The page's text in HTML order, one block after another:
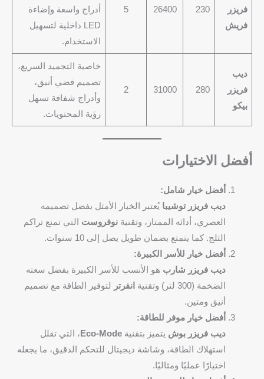
فريزر
فريش
230
26400
5
أدراج واسعة وإضاءة
LED داخلية لتسهيل
الاستخدام.
ديب
فريزر
بيكو
280
31000
2
خاصية التجميد السريع،
تصميم فضي أنيق،
وأدراج شفافة تسهل
رؤية المحتويات.
أفضل الاختيارات
أفضل خيار شامل:
ديب فريزر توشيبا يُعتبر الخيار الأمثل بفضل تصميمه
العصري، أدائه الممتاز، وتقنية نوفروست التي تمنع تراكم
الثلج. كما يتمتع بضمان طويل يصل إلى 10 سنوات.
أفضل خيار للأسر الكبيرة:
ديب فريزر شارب هو الأنسب للأسر الكبيرة بفضل سعته
الضخمة (300 لتر) وتقنية
انفرتر لتوفير الطاقة مع تصميم
أنيق ومتين.
أفضل خيار موفر للطاقة:
ديب فريزر بوش يتميز بتقنية Eco-Mode، التي تقلل
استهلاك الطاقة، وشاشة ديجيتال للتحكم الدقيق، ما يجعله
اختيارًا عمليًا ومثاليًا.